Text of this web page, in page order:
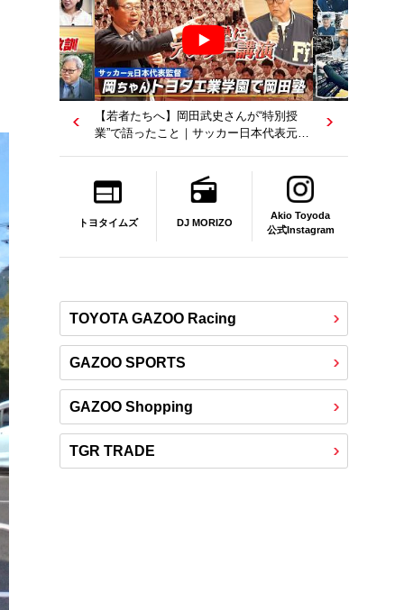
【若者たちへ】岡田武史さんが“特別授
業”で語ったこと｜サッカー日本代表元監
トヨタイムズ DJ MORIZO
Akio Toyoda
公式Instagram
TOYOTA GAZOO Racing
GAZOO SPORTS
GAZOO Shopping
TGR TRADE